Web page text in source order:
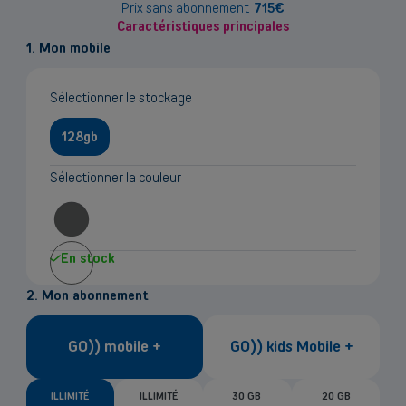
sur
Prix sans abonnement 715€
Caractéristiques principales
1. Mon mobile
Sélectionner le stockage
128gb
Sélectionner la couleur
En stock
2. Mon abonnement
GO)) mobile + GO)) kids Mobile +
ILLIMITÉ ILLIMITÉ 30 GB 20 GB